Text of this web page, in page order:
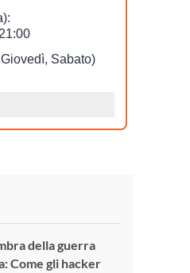
della guerra
Come gli hacker